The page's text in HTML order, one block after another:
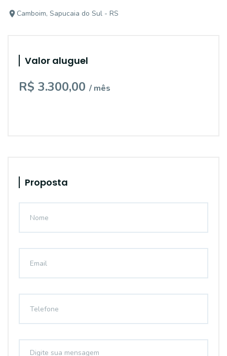
Camboim, Sapucaia do Sul - RS
Valor aluguel
R$ 3.300,00 / mês
Proposta